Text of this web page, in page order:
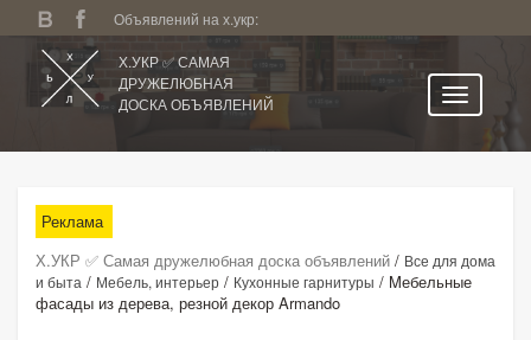
Объявлений на х.укр:
Х.УКР ✅ САМАЯ
ДРУЖЕЛЮБНАЯ
ДОСКА ОБЪЯВЛЕНИЙ
Все регионы
Категории
Избранное
Личный кабинет
Реклама
Х.УКР ✅ Самая дружелюбная доска объявлений / Все для дома
и быта / Мебель, интерьер / Кухонные гарнитуры / Mебельные
фасады из дерева, резной декор Armando